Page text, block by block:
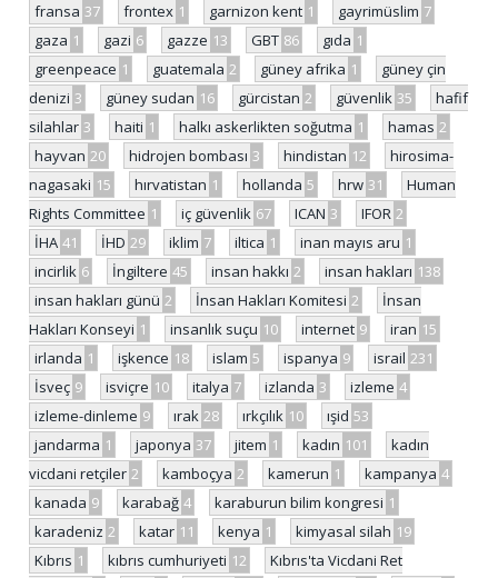
fransa 37 frontex 1 garnizon kent 1 gayrimüslim 7
gaza 1 gazi 6 gazze 13 GBT 86 gıda 1
greenpeace 1 guatemala 2 güney afrika 1
güney çin
denizi 3 güney sudan 16 gürcistan 2 güvenlik 35
hafif
silahlar 3 haiti 1 halkı askerlikten soğutma 1 hamas 2
hayvan 20 hidrojen bombası 3 hindistan 12
hirosima-
nagasaki 15 hırvatistan 1 hollanda 5 hrw 31
Human
Rights Committee 1 iç güvenlik 67 ICAN 3 IFOR 2
İHA 41 İHD 29 iklim 7 iltica 1 inan mayıs aru 1
incirlik 6 İngiltere 45 insan hakkı 2 insan hakları 138
insan hakları günü 2 İnsan Hakları Komitesi 2
İnsan
Hakları Konseyi 1 insanlık suçu 10 internet 9 iran 15
irlanda 1 işkence 18 islam 5 ispanya 9 israil 231
İsveç 9 isviçre 10 italya 7 izlanda 3 izleme 4
izleme-dinleme 9 ırak 28 ırkçılık 10 ışid 53
jandarma 1 japonya 37 jitem 1 kadın 101
kadın
vicdani retçiler 2 kamboçya 2 kamerun 1 kampanya 4
kanada 9 karabağ 4 karaburun bilim kongresi 1
karadeniz 2 katar 11 kenya 1 kimyasal silah 19
Kıbrıs 1 kıbrıs cumhuriyeti 12
Kıbrıs'ta Vicdani Ret